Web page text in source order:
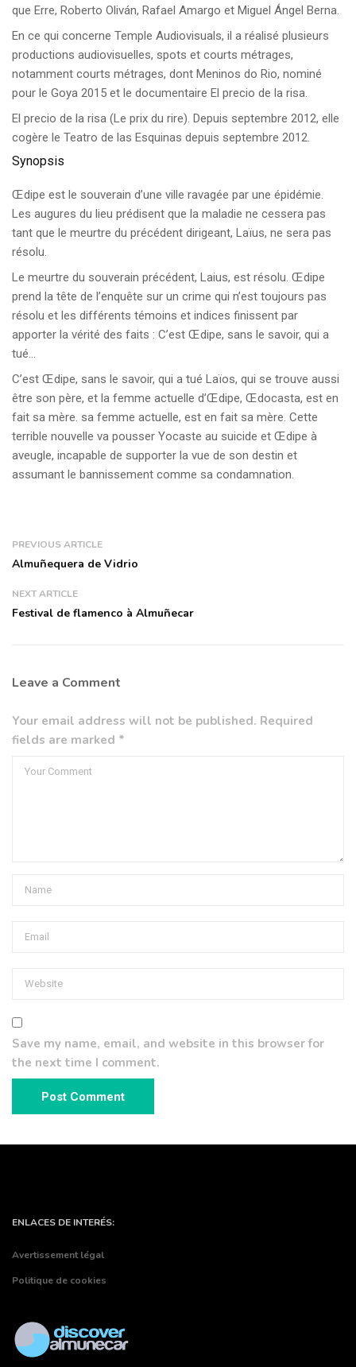
que Erre, Roberto Oliván, Rafael Amargo et Miguel Ángel Berna.
En ce qui concerne Temple Audiovisuals, il a réalisé plusieurs
productions audiovisuelles, spots et courts métrages,
notamment courts métrages, dont Meninos do Rio, nominé
pour le Goya 2015 et le documentaire El precio de la risa.
El precio de la risa (Le prix du rire). Depuis septembre 2012, elle
cogère le Teatro de las Esquinas depuis septembre 2012.
Synopsis
Œdipe est le souverain d’une ville ravagée par une épidémie.
Les augures du lieu prédisent que la maladie ne cessera pas
tant que le meurtre du précédent dirigeant, Laïus, ne sera pas
résolu.
Le meurtre du souverain précédent, Laius, est résolu. Œdipe
prend la tête de l’enquête sur un crime qui n’est toujours pas
résolu et les différents témoins et indices finissent par
apporter la vérité des faits : C’est Œdipe, sans le savoir, qui a
tué…
C’est Œdipe, sans le savoir, qui a tué Laïos, qui se trouve aussi
être son père, et la femme actuelle d’Œdipe, Œdocasta, est en
fait sa mère. sa femme actuelle, est en fait sa mère. Cette
terrible nouvelle va pousser Yocaste au suicide et Œdipe à
aveugle, incapable de supporter la vue de son destin et
assumant le bannissement comme sa condamnation.
PREVIOUS ARTICLE
Almuñequera de Vidrio
NEXT ARTICLE
Festival de flamenco à Almuñecar
Leave a Comment
Your email address will not be published. Required
fields are marked *
Save my name, email, and website in this browser for
the next time I comment.
ENLACES DE INTERÉS:
Avertissement légal
Politique de cookies